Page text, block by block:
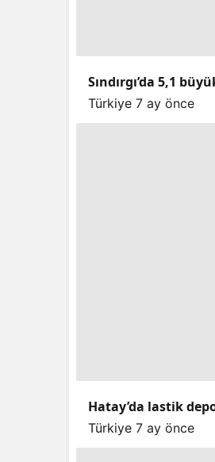
Sındırgı’da 5,1
Türkiye 7 ay önce
Hatay’da lastik
Türkiye 7 ay önce